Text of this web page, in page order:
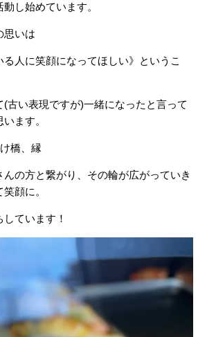
し始めています。
思いは
る人に笑顔になってほしい》というこ
(古い表現ですが)一緒になったと言って
ます。
橋、縁
の方と繋がり、その輪が広がっていき
顔に。
ています！